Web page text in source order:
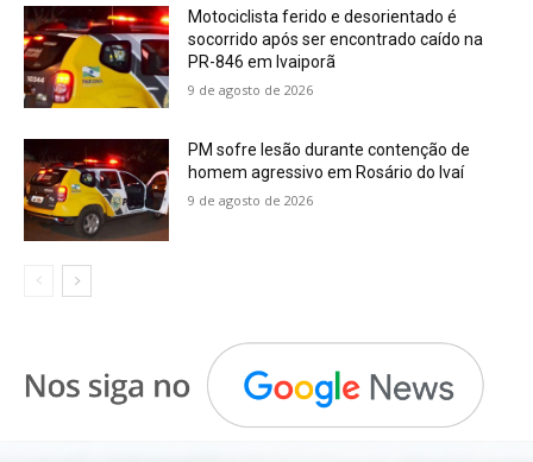
Motociclista ferido e desorientado é
socorrido após ser encontrado caído na
PR-846 em Ivaiporã
9 de agosto de 2026
PM sofre lesão durante contenção de
homem agressivo em Rosário do Ivaí
9 de agosto de 2026